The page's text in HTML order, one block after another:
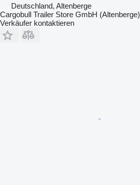
Deutschland, Altenberge
Cargobull Trailer Store GmbH (Altenberge)
Verkäufer kontaktieren